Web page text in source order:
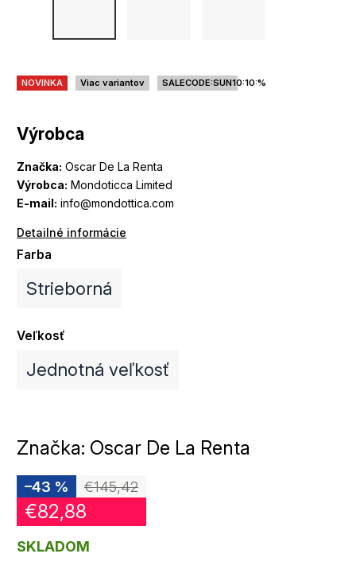
Výrobca
Značka: Oscar De La Renta
Výrobca: Mondoticca Limited
E-mail: info@mondottica.com
Detailné informácie
NOVINKA Viac variantov SALECODE:SUN10:10:%
Farba
Strieborná
Veľkosť
Jednotná veľkosť
Značka: Oscar De La Renta
€145,42
–43 %
€82,88
SKLADOM